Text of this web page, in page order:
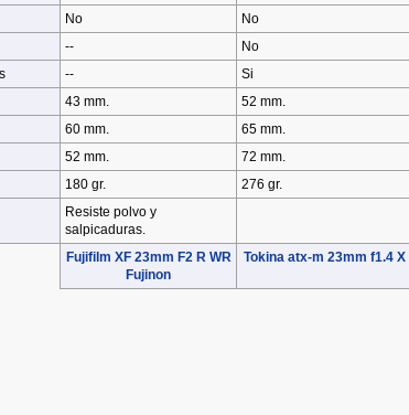
No No
-- No
-- Si
43 mm. 52 mm.
60 mm. 65 mm.
52 mm. 72 mm.
180 gr. 276 gr.
Resiste polvo y
salpicaduras.
Fujifilm XF 23mm F2 R WR
Fujinon
Tokina atx-m 23mm f1.4 X